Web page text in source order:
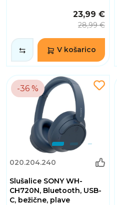
23,99 €
28,99 €
V košarico
-36 %
020.204.240
Slušalice SONY WH-
CH720N, Bluetooth, USB-
C, bežične, plave